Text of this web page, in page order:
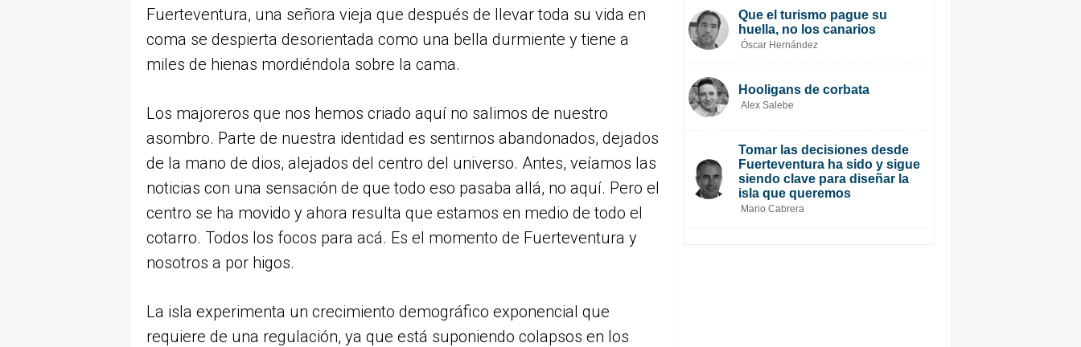
Fuerteventura, una señora vieja que después de llevar toda su vida en
coma se despierta desorientada como una bella durmiente y tiene a
miles de hienas mordiéndola sobre la cama.
Los majoreros que nos hemos criado aquí no salimos de nuestro
asombro. Parte de nuestra identidad es sentirnos abandonados, dejados
de la mano de dios, alejados del centro del universo. Antes, veíamos las
noticias con una sensación de que todo eso pasaba allá, no aquí. Pero el
centro se ha movido y ahora resulta que estamos en medio de todo el
cotarro. Todos los focos para acá. Es el momento de Fuerteventura y
nosotros a por higos.
La isla experimenta un crecimiento demográfico exponencial que
requiere de una regulación, ya que está suponiendo colapsos en los
Que el turismo pague su
huella, no los canarios
Óscar Hernández
Hooligans de corbata
Alex Salebe
Tomar las decisiones desde
Fuerteventura ha sido y sigue
siendo clave para diseñar la
isla que queremos
Mario Cabrera